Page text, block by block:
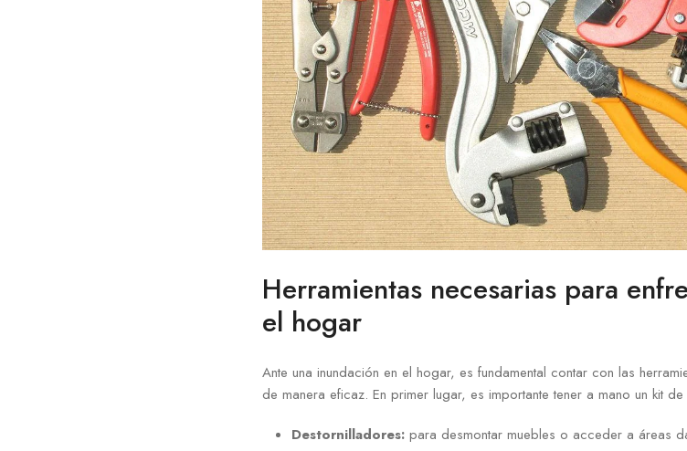
Herramientas necesarias para
el hogar
Ante una inundación en el hogar, es fundamental contar con las
de manera eficaz. En primer lugar, es importante tener a mano un kit
Destornilladores: para desmontar muebles o acceder a áreas